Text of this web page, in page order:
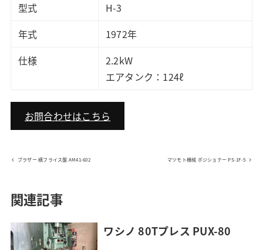
型式
H-3
年式
1972年
仕様
2.2kW
エアタンク：124ℓ
お問合わせはこちら
ブラザー 横フライス盤 AM41-602 マツモト機械 ポジショナー PS-1F-5
関連記事
ワシノ 80Tプレス PUX-80